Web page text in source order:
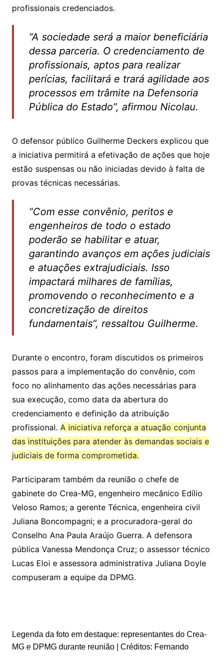
profissionais credenciados.
“A sociedade será a maior beneficiária
dessa parceria. O credenciamento de
profissionais, aptos para realizar
perícias, facilitará e trará agilidade aos
processos em trâmite na Defensoria
Pública do Estado”, afirmou Nicolau.
O defensor público Guilherme Deckers explicou que
a iniciativa permitirá a efetivação de ações que hoje
estão suspensas ou não iniciadas devido à falta de
provas técnicas necessárias.
“Com esse convênio, peritos e
engenheiros de todo o estado
poderão se habilitar e atuar,
garantindo avanços em ações judiciais
e atuações extrajudiciais. Isso
impactará milhares de famílias,
promovendo o reconhecimento e a
concretização de direitos
fundamentais”, ressaltou Guilherme.
Durante o encontro, foram discutidos os primeiros
passos para a implementação do convênio, com
foco no alinhamento das ações necessárias para
sua execução, como data da abertura do
credenciamento e definição da atribuição
profissional. A iniciativa reforça a atuação conjunta
das instituições para atender às demandas sociais e
judiciais de forma comprometida.
Participaram também da reunião o chefe de
gabinete do Crea-MG, engenheiro mecânico Edílio
Veloso Ramos; a gerente Técnica, engenheira civil
Juliana Boncompagni; e a procuradora-geral do
Conselho Ana Paula Araújo Guerra. A defensora
pública Vanessa Mendonça Cruz; o assessor técnico
Lucas Eloi e assessora administrativa Juliana Doyle
compuseram a equipe da DPMG.
Legenda da foto em destaque: representantes do Crea-
MG e DPMG durante reunião | Créditos: Fernando